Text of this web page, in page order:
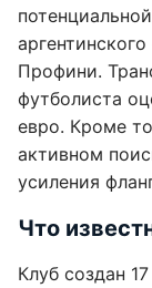
Профини.
футболиста
евро. Кроме
активном
усиления
Что
Клуб создан